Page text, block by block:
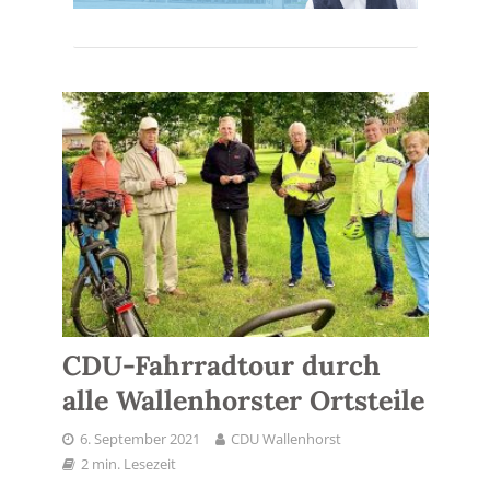
CDU-Fahrradtour durch
alle Wallenhorster Ortsteile
6. September 2021
CDU Wallenhorst
2 min. Lesezeit